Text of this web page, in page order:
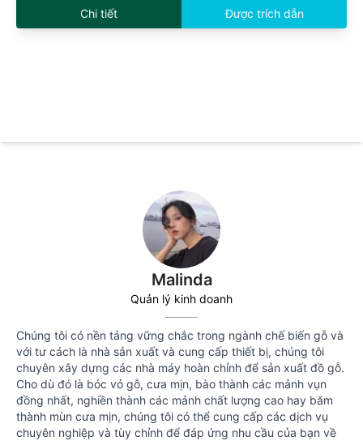
Malinda
Quản lý kinh doanh
Chúng tôi có nền tảng vững chắc trong ngành chế biến gỗ và
với tư cách là nhà sản xuất và cung cấp thiết bị, chúng tôi
chuyên xây dựng các nhà máy hoàn chỉnh để sản xuất đồ gỗ.
Cho dù đó là bóc vỏ gỗ, cưa mịn, bào thành các mảnh vụn
đồng nhất, nghiền thành các mảnh chất lượng cao hay băm
thành mùn cưa mịn, chúng tôi có thể cung cấp các dịch vụ
chuyên nghiệp và tùy chỉnh để đáp ứng nhu cầu của bạn về
Chi tiết Được trích dẫn